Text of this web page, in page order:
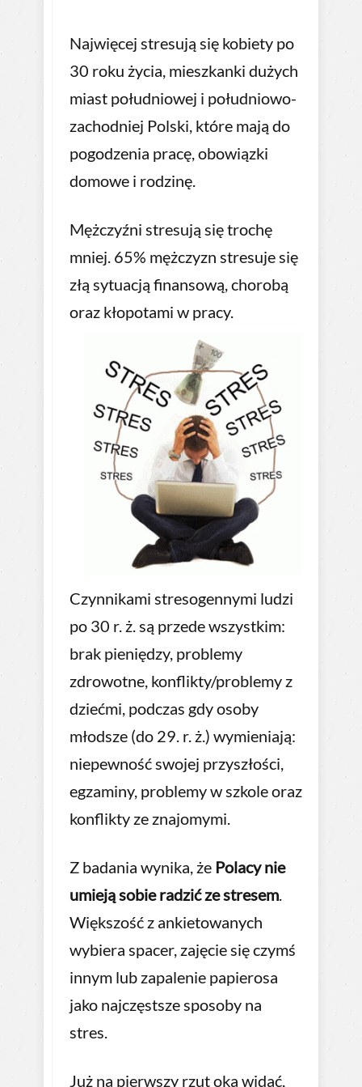
Najwięcej stresują się kobiety po
30 roku życia, mieszkanki dużych
miast południowej i południowo-
zachodniej Polski, które mają do
pogodzenia pracę, obowiązki
domowe i rodzinę.
Mężczyźni stresują się trochę
mniej. 65% mężczyzn stresuje się
złą sytuacją finansową, chorobą
oraz kłopotami w pracy.
Czynnikami stresogennymi ludzi
po 30 r. ż. są przede wszystkim:
brak pieniędzy, problemy
zdrowotne, konflikty/problemy z
dziećmi, podczas gdy osoby
młodsze (do 29. r. ż.) wymieniają:
niepewność swojej przyszłości,
egzaminy, problemy w szkole oraz
konflikty ze znajomymi.
Z badania wynika, że Polacy nie
umieją sobie radzić ze stresem.
Większość z ankietowanych
wybiera spacer, zajęcie się czymś
innym lub zapalenie papierosa
jako najczęstsze sposoby na
stres.
Już na pierwszy rzut oka widać,